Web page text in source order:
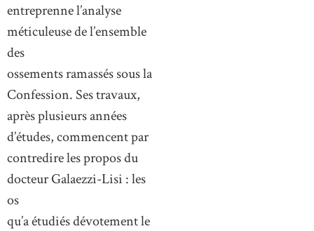
entreprenne l’analyse
méticuleuse de l’ensemble
des
ossements ramassés sous la
Confession. Ses travaux,
après plusieurs années
d’études, commencent par
contredire les propos du
docteur Galaezzi-Lisi : les
os
qu’a étudiés dévotement le